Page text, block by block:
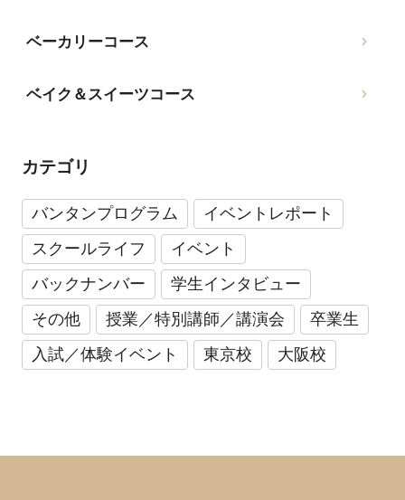
ベーカリーコース
ベイク＆スイーツコース
カテゴリ
バンタンプログラム
イベントレポート
スクールライフ
イベント
バックナンバー
学生インタビュー
その他
授業／特別講師／講演会
卒業生
入試／体験イベント
東京校 大阪校